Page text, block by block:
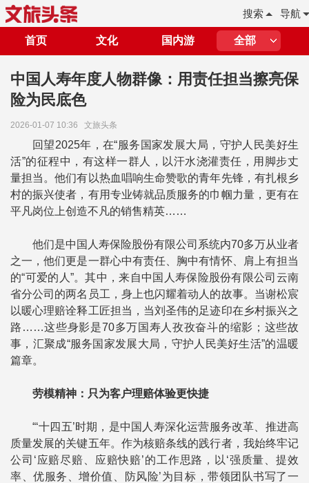
导航
搜索
首页 文化 国内游 全部
中国人寿年度人物群像：用责任担当擦亮保
险为民底色
2026-01-07 10:36 文旅头条
回望2025年，在“服务国家发展大局，守护人民美好生
活”的征程中，有这样一群人，以汗水浇灌责任，用脚步丈
量担当。他们有以热血唱响生命赞歌的青年先锋，有扎根乡
村的振兴使者，有用专业铸就品质服务的巾帼力量，更有在
平凡岗位上创造不凡的销售精英……
他们是中国人寿保险股份有限公司系统内70多万从业者
之一，他们更是一群心中有责任、胸中有情怀、肩上有担当
的“可爱的人”。其中，来自中国人寿保险股份有限公司云南
省分公司的两名员工，身上也闪耀着动人的故事。当谢松宸
以暖心理赔诠释工匠担当，当刘圣伟的足迹印在乡村振兴之
路……这些身影是70多万国寿人孜孜奋斗的缩影；这些故
事，汇聚成“服务国家发展大局，守护人民美好生活”的温暖
篇章。
劳模精神：只为客户理赔体验更快捷
“‘十四五’时期，是中国人寿深化运营服务改革、推进高
质量发展的关键五年。作为核赔条线的践行者，我始终牢记
公司‘应赔尽赔、应赔快赔’的工作思路，以‘强质量、提效
率、优服务、增价值、防风险’为目标，带领团队书写了一